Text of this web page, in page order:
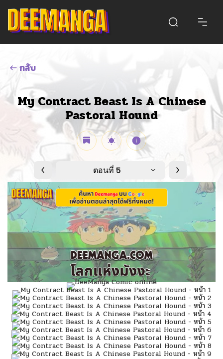
กลับ
My Contract Beast Is A Chinese
Pastoral Hound
ตอนที่ 5